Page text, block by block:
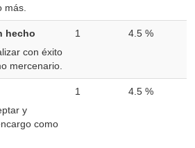
más.
hecho
con éxito
mercenario.
1 4.5 %
y
como
1 4.5 %